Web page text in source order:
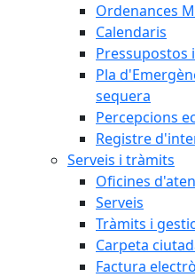
Ordenances
Calendaris
Pressupostos
Pla
sequera
Percepcions
Registre
Serveis i tràmits
Oficines
Serveis
Tràmits i
Carpeta
Factura